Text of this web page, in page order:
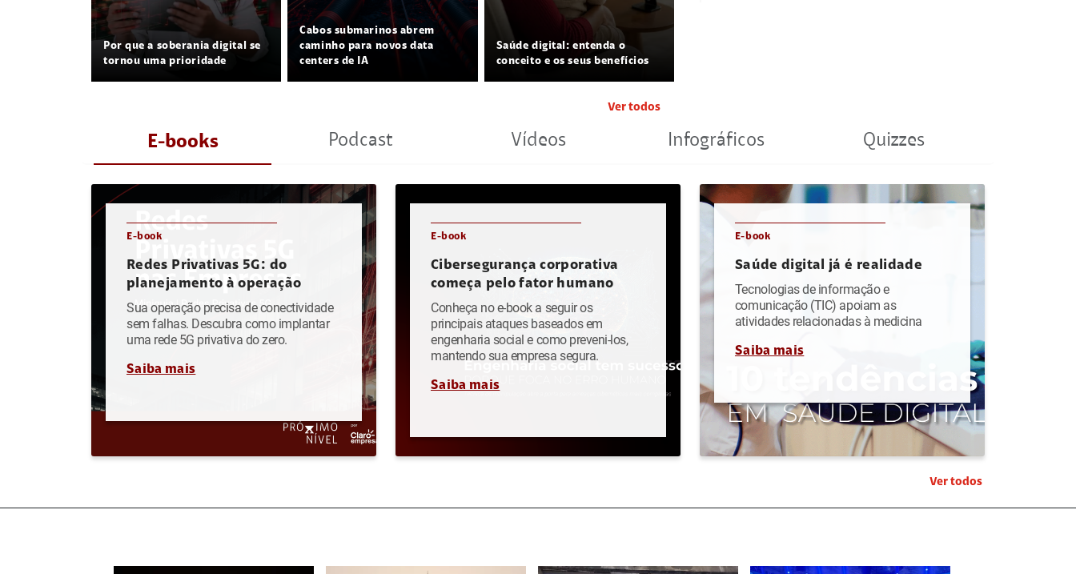
Por que a soberania digital se
tornou uma prioridade
Cabos submarinos abrem
caminho para novos data
centers de IA
Saúde digital: entenda o
conceito e os seus benefícios
Ver todos
E-books Podcast Vídeos Infográficos Quizzes
E-book
Redes Privativas 5G: do
planejamento à operação
Sua operação precisa de conectividade
sem falhas. Descubra como implantar
uma rede 5G privativa do zero.
Saiba mais
E-book
Cibersegurança corporativa
começa pelo fator humano
Conheça no e-book a seguir os
principais ataques baseados em
engenharia social e como preveni-los,
mantendo sua empresa segura.
Saiba mais
E-book
Saúde digital já é realidade
Tecnologias de informação e
comunicação (TIC) apoiam as
atividades relacionadas à medicina
Saiba mais
Ver todos